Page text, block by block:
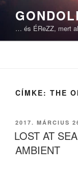
Tartalomhoz
… és ÉReZZ, mert
CÍMKE: THE
BEKÜLDVE:
2017. MÁRCIUS
LOST AT
AMBIENT